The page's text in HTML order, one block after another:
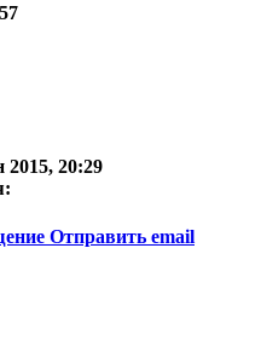
2015, 20:29
Отправить email